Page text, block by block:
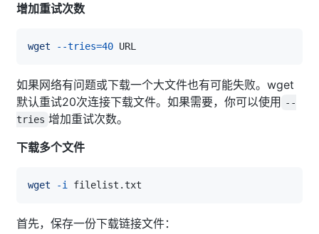
增加重试次数
wget --tries=40
如果网络有问题或下载一个大文件也有可能失败。wget
默认重试20次连接下载文件。如果需要，你可以使用 --
tries 增加重试次数。
下载多个文件
wget -i
首先，保存一份下载链接文件：